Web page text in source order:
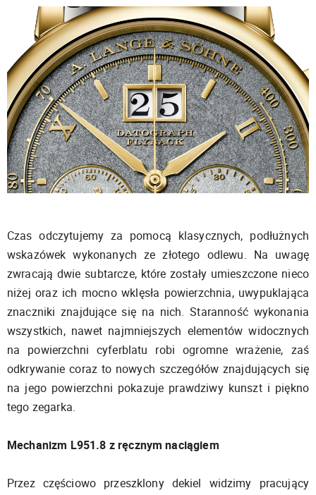
Czas odczytujemy za pomocą klasycznych, podłużnych
wskazówek wykonanych ze złotego odlewu. Na uwagę
zwracają dwie subtarcze, które zostały umieszczone nieco
niżej oraz ich mocno wklęsła powierzchnia, uwypuklająca
znaczniki znajdujące się na nich. Staranność wykonania
wszystkich, nawet najmniejszych elementów widocznych
na powierzchni cyferblatu robi ogromne wrażenie, zaś
odkrywanie coraz to nowych szczegółów znajdujących się
na jego powierzchni pokazuje prawdziwy kunszt i piękno
tego zegarka.
Mechanizm L951.8 z ręcznym naciągiem
Przez częściowo przeszklony dekiel widzimy pracujący